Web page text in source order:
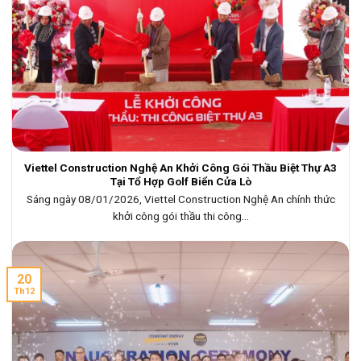
Viettel Construction Nghệ An Khởi Công Gói Thầu Biệt Thự A3
Tại Tổ Hợp Golf Biển Cửa Lò
Sáng ngày 08/01/2026, Viettel Construction Nghệ An chính thức
khởi công gói thầu thi công...
20
Th12